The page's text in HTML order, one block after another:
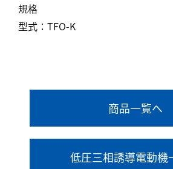
規格
型式：TFO-K
商品一覧へ
低圧三相誘導電動機